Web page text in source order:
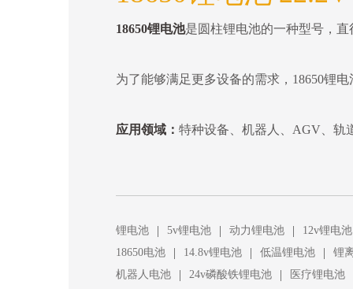
18650锂电池是圆柱锂电池的一种型号，直
为了能够满足更多设备的需求，18650锂
应用领域： 特种设备、机器人、AGV、轨
锂电池 | 5v锂电池 | 动力锂电池 |
12v锂电池
18650电池
| 14.8v锂电池 | 低温锂电池 |
锂
机器人电池
| 24v磷酸铁锂电池 | 医疗锂电池